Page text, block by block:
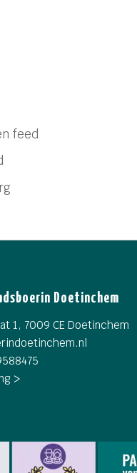
feed
Doetinchem
1, 7009 CE Doetinchem
>